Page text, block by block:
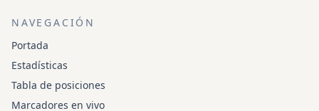
NAVEGACIÓN
Portada
Estadísticas
Tabla de posiciones
Marcadores en vivo